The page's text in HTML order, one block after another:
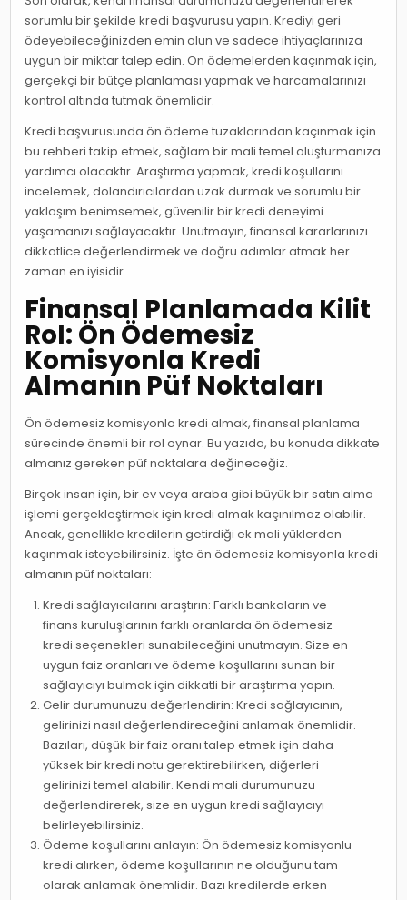
sorumlu bir şekilde kredi başvurusu yapın. Krediyi geri
ödeyebileceğinizden emin olun ve sadece ihtiyaçlarınıza
uygun bir miktar talep edin. Ön ödemelerden kaçınmak için,
gerçekçi bir bütçe planlaması yapmak ve harcamalarınızı
kontrol altında tutmak önemlidir.
Kredi başvurusunda ön ödeme tuzaklarından kaçınmak için
bu rehberi takip etmek, sağlam bir mali temel oluşturmanıza
yardımcı olacaktır. Araştırma yapmak, kredi koşullarını
incelemek, dolandırıcılardan uzak durmak ve sorumlu bir
yaklaşım benimsemek, güvenilir bir kredi deneyimi
yaşamanızı sağlayacaktır. Unutmayın, finansal kararlarınızı
dikkatlice değerlendirmek ve doğru adımlar atmak her
zaman en iyisidir.
Finansal Planlamada Kilit
Rol: Ön Ödemesiz
Komisyonla Kredi
Almanın Püf Noktaları
Ön ödemesiz komisyonla kredi almak, finansal planlama
sürecinde önemli bir rol oynar. Bu yazıda, bu konuda dikkate
almanız gereken püf noktalara değineceğiz.
Birçok insan için, bir ev veya araba gibi büyük bir satın alma
işlemi gerçekleştirmek için kredi almak kaçınılmaz olabilir.
Ancak, genellikle kredilerin getirdiği ek mali yüklerden
kaçınmak isteyebilirsiniz. İşte ön ödemesiz komisyonla kredi
almanın püf noktaları:
Kredi sağlayıcılarını araştırın: Farklı bankaların ve
finans kuruluşlarının farklı oranlarda ön ödemesiz
kredi seçenekleri sunabileceğini unutmayın. Size en
uygun faiz oranları ve ödeme koşullarını sunan bir
sağlayıcıyı bulmak için dikkatli bir araştırma yapın.
Gelir durumunuzu değerlendirin: Kredi sağlayıcının,
gelirinizi nasıl değerlendireceğini anlamak önemlidir.
Bazıları, düşük bir faiz oranı talep etmek için daha
yüksek bir kredi notu gerektirebilirken, diğerleri
gelirinizi temel alabilir. Kendi mali durumunuzu
değerlendirerek, size en uygun kredi sağlayıcıyı
belirleyebilirsiniz.
Ödeme koşullarını anlayın: Ön ödemesiz komisyonlu
kredi alırken, ödeme koşullarının ne olduğunu tam
olarak anlamak önemlidir. Bazı kredilerde erken